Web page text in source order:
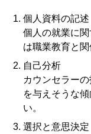
個人資料の記述
個人の就業に
は職業教育と
自己分析
カウンセラー
を与えそうな
い。
選択と意思決定